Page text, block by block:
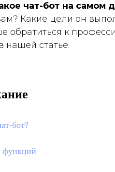
чат-бот на самом
Какие цели он
обратиться к
нашей статье.
бот?
функций